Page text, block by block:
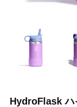
HydroFlask ハ